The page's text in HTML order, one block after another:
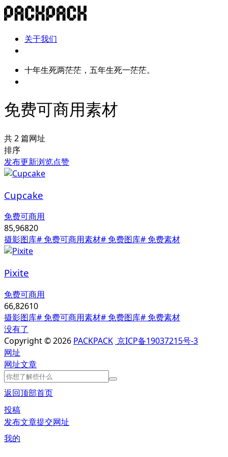
关于我们
十年生死两茫茫，五年生死一茫茫。
免费可商用素材
共 2 篇网址
排序
发布更新浏览点赞
Cupcake
免费可商用
85,96820
摄影图库# 免费可商用素材# 免费图库# 免费素材
Pixite
免费可商用
66,82610
摄影图库# 免费可商用素材# 免费图库# 免费素材
没有了
Copyright © 2026 PACKPACK 京ICP备19037215号-3
网址
网址文章
返回顶部首页
投稿
发布文章提交网址
我的